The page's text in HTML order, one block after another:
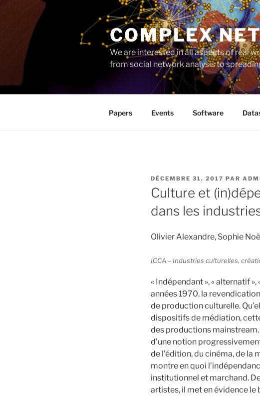
principal
COMPLEX
We are interested in all aspects of real
from social network analysis to
Papers Events Software
PUBLIÉ
LE
DÉCEMBRE 31, 2017 PAR
Culture et
dans les
Olivier Alexandre, Sophie
ICCA – Industries culturelles,
« Indépendant », « alternatif
années 1970, la
de production culturelle.
dispositifs de médiation,
des productions
d’une notion
de l’édition, du cinéma, de
montre en quoi
institutionnel et marchand.
artistes, il met en évidence